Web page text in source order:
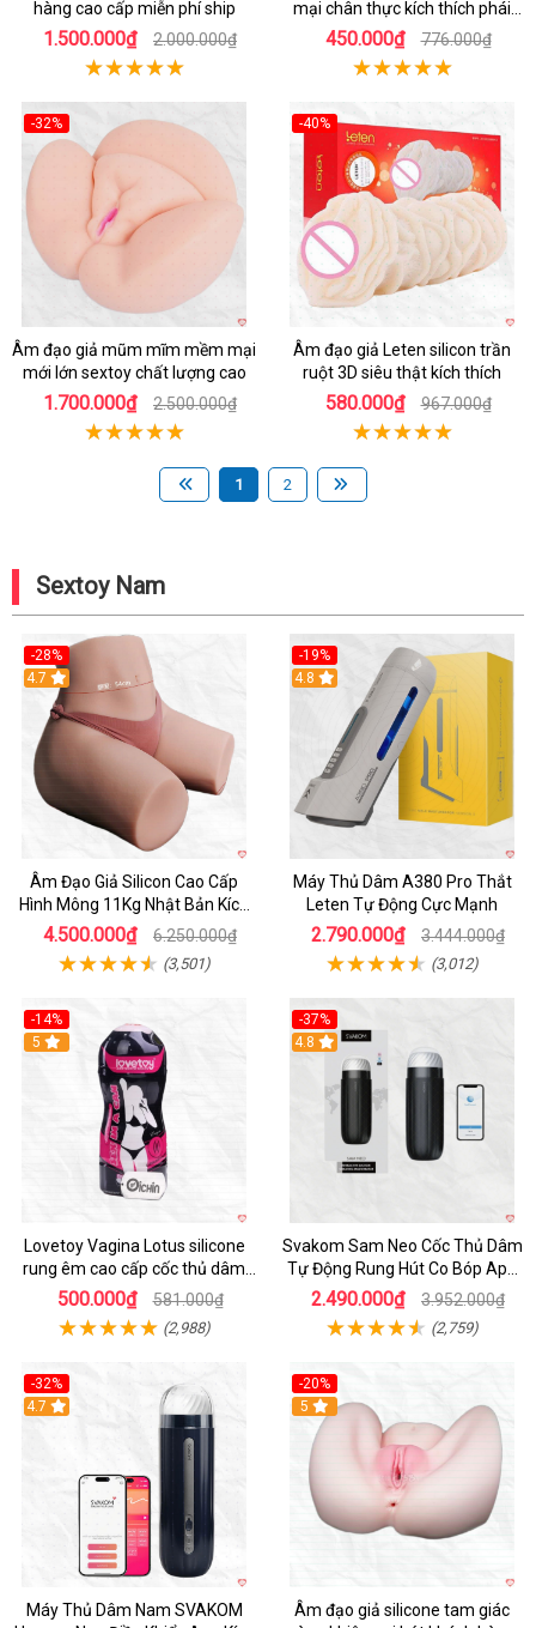
hàng cao cấp miễn phí ship
1.500.000₫ 2.000.000₫
mại chân thực kích thích phái
mạnh
450.000₫ 776.000₫
-32%
Hot
Âm đạo giả mũm mĩm mềm mại
mới lớn sextoy chất lượng cao
1.700.000₫ 2.500.000₫
-40%
Âm đạo giả Leten silicon trần
ruột 3D siêu thật kích thích
580.000₫ 967.000₫
1 2
Sextoy Nam
-28%
4.7
Âm Đạo Giả Silicon Cao Cấp
Hình Mông 11Kg Nhật Bản Kích
Thước Như Thật
4.500.000₫ 6.250.000₫
(3,501)
-19%
Hot
4.8
Máy Thủ Dâm A380 Pro Thắt
Leten Tự Động Cực Mạnh
2.790.000₫ 3.444.000₫
(3,012)
-14%
Hot
5
Lovetoy Vagina Lotus silicone
rung êm cao cấp cốc thủ dâm
nam
500.000₫ 581.000₫
(2,988)
-37%
4.8
Svakom Sam Neo Cốc Thủ Dâm
Tự Động Rung Hút Co Bóp App
Điều Khiển
2.490.000₫ 3.952.000₫
(2,759)
-32%
Hot
4.7
Máy Thủ Dâm Nam SVAKOM
-20%
Hot
5
Âm đạo giả silicone tam giác